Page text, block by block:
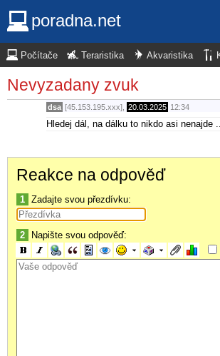
poradna.net
Počítače Teraristika Akvaristika
Nevyzadany zvuk
dsa [45.153.195.xxx], 20.03.2025 12:34
Hledej dál, na dálku to nikdo asi
Reakce na odpověď
1 Zadajte svou přezdívku:
2 Napište svou odpověď: